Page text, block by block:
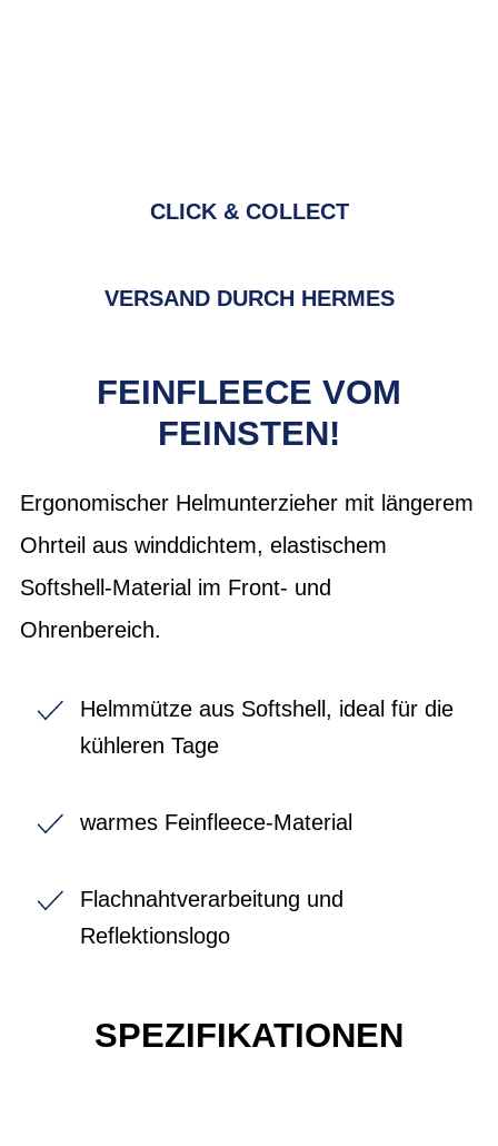
CLICK & COLLECT
VERSAND DURCH HERMES
FEINFLEECE VOM
FEINSTEN!
Ergonomischer Helmunterzieher mit längerem
Ohrteil aus winddichtem, elastischem
Softshell-Material im Front- und
Ohrenbereich.
Helmmütze aus Softshell, ideal für die
kühleren Tage
warmes Feinfleece-Material
Flachnahtverarbeitung und
Reflektionslogo
SPEZIFIKATIONEN